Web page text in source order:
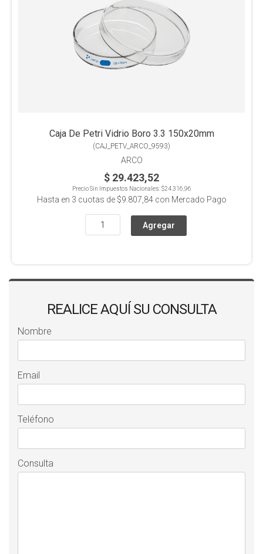
Caja De Petri Vidrio Boro 3.3 150x20mm
(CAJ_PETV_ARCO_9593)
ARCO
$ 29.423,52
Precio Sin Impuestos Nacionales:$24.316,96
Hasta en 3 cuotas de $9.807,84con Mercado Pago
REALICE AQUÍ SU CONSULTA
Nombre
Email
Teléfono
Consulta